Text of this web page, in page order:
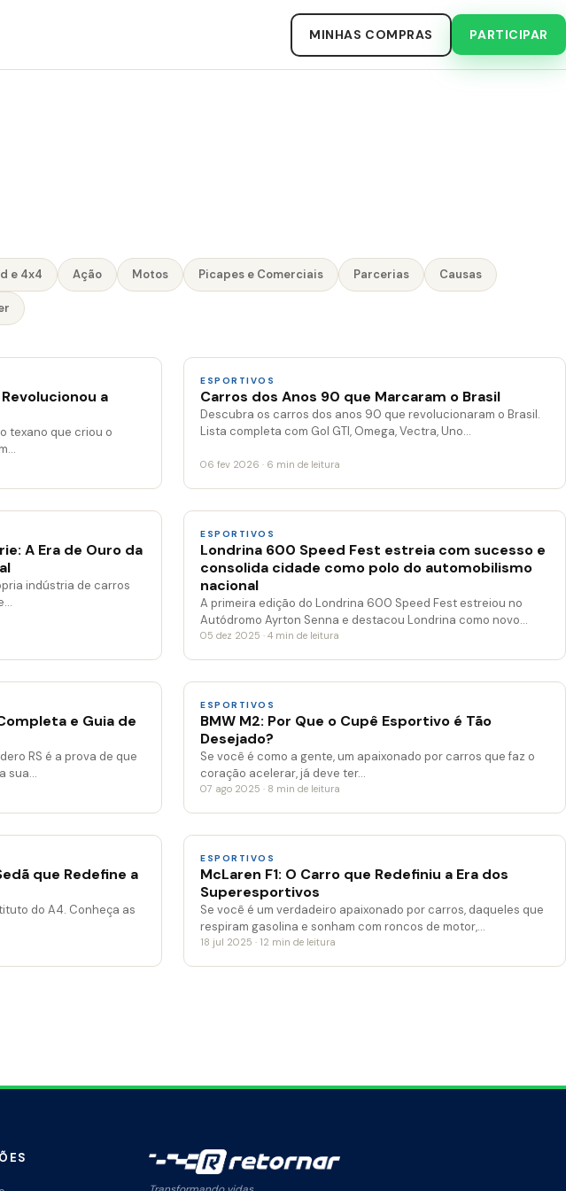
MINHAS COMPRAS PARTICIPAR
e 4x4 Ação Motos Picapes e Comerciais Parcerias Causas
a
texano que criou o
ESPORTIVOS
Carros dos Anos 90 que Marcaram o Brasil
Descubra os carros dos anos 90 que revolucionaram o Brasil.
Lista completa com Gol GTI, Omega, Vectra, Uno…
06 fev 2026 · 6 min de leitura
A Era de Ouro da
indústria de carros
ESPORTIVOS
Londrina 600 Speed Fest estreia com sucesso e
consolida cidade como polo do automobilismo
nacional
A primeira edição do Londrina 600 Speed Fest estreiou no
Autódromo Ayrton Senna e destacou Londrina como novo…
05 dez 2025 · 4 min de leitura
e Guia de
RS é a prova de que
sua…
ESPORTIVOS
BMW M2: Por Que o Cupê Esportivo é Tão
Desejado?
Se você é como a gente, um apaixonado por carros que faz o
coração acelerar, já deve ter…
07 ago 2025 · 8 min de leitura
que Redefine a
do A4. Conheça as
ESPORTIVOS
McLaren F1: O Carro que Redefiniu a Era dos
Superesportivos
Se você é um verdadeiro apaixonado por carros, daqueles que
respiram gasolina e sonham com roncos de motor,…
18 jul 2025 · 12 min de leitura